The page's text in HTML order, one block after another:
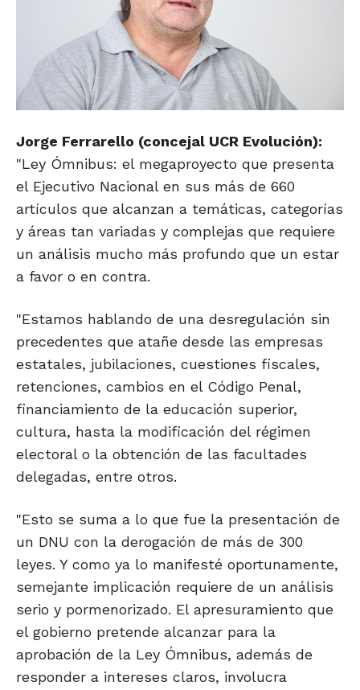
Jorge Ferrarello (concejal UCR Evolución):
"Ley Ómnibus: el megaproyecto que presenta
el Ejecutivo Nacional en sus más de 660
artículos que alcanzan a temáticas, categorías
y áreas tan variadas y complejas que requiere
un análisis mucho más profundo que un estar
a favor o en contra.
"Estamos hablando de una desregulación sin
precedentes que atañe desde las empresas
estatales, jubilaciones, cuestiones fiscales,
retenciones, cambios en el Código Penal,
financiamiento de la educación superior,
cultura, hasta la modificación del régimen
electoral o la obtención de las facultades
delegadas, entre otros.
"Esto se suma a lo que fue la presentación de
un DNU con la derogación de más de 300
leyes. Y como ya lo manifesté oportunamente,
semejante implicación requiere de un análisis
serio y pormenorizado. El apresuramiento que
el gobierno pretende alcanzar para la
aprobación de la Ley Ómnibus, además de
responder a intereses claros, involucra